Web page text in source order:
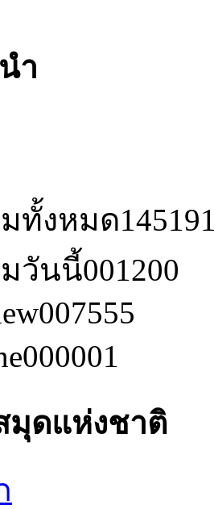
ำ
ทั้งหมด
วันนี้001200
007555
000001
มุดแห่งชาติ